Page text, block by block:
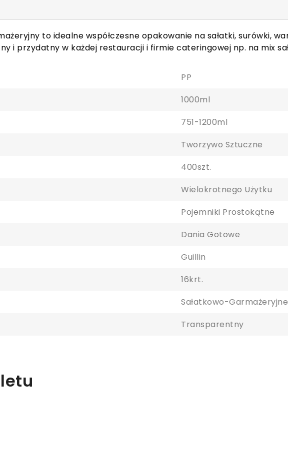
to idealne współczesne opakowanie na sałatki, surówki,
i przydatny w każdej restauracji i firmie cateringowej np. na mix
PP
1000ml
751-1200ml
Tworzywo Sztuczne
400szt.
Wielokrotnego Użytku
Pojemniki Prostokątne
Dania Gotowe
Guillin
16krt.
Sałatkowo-Garmażeryjne
Transparentny